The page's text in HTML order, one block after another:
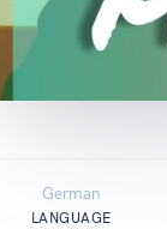
German
LANGUAGE